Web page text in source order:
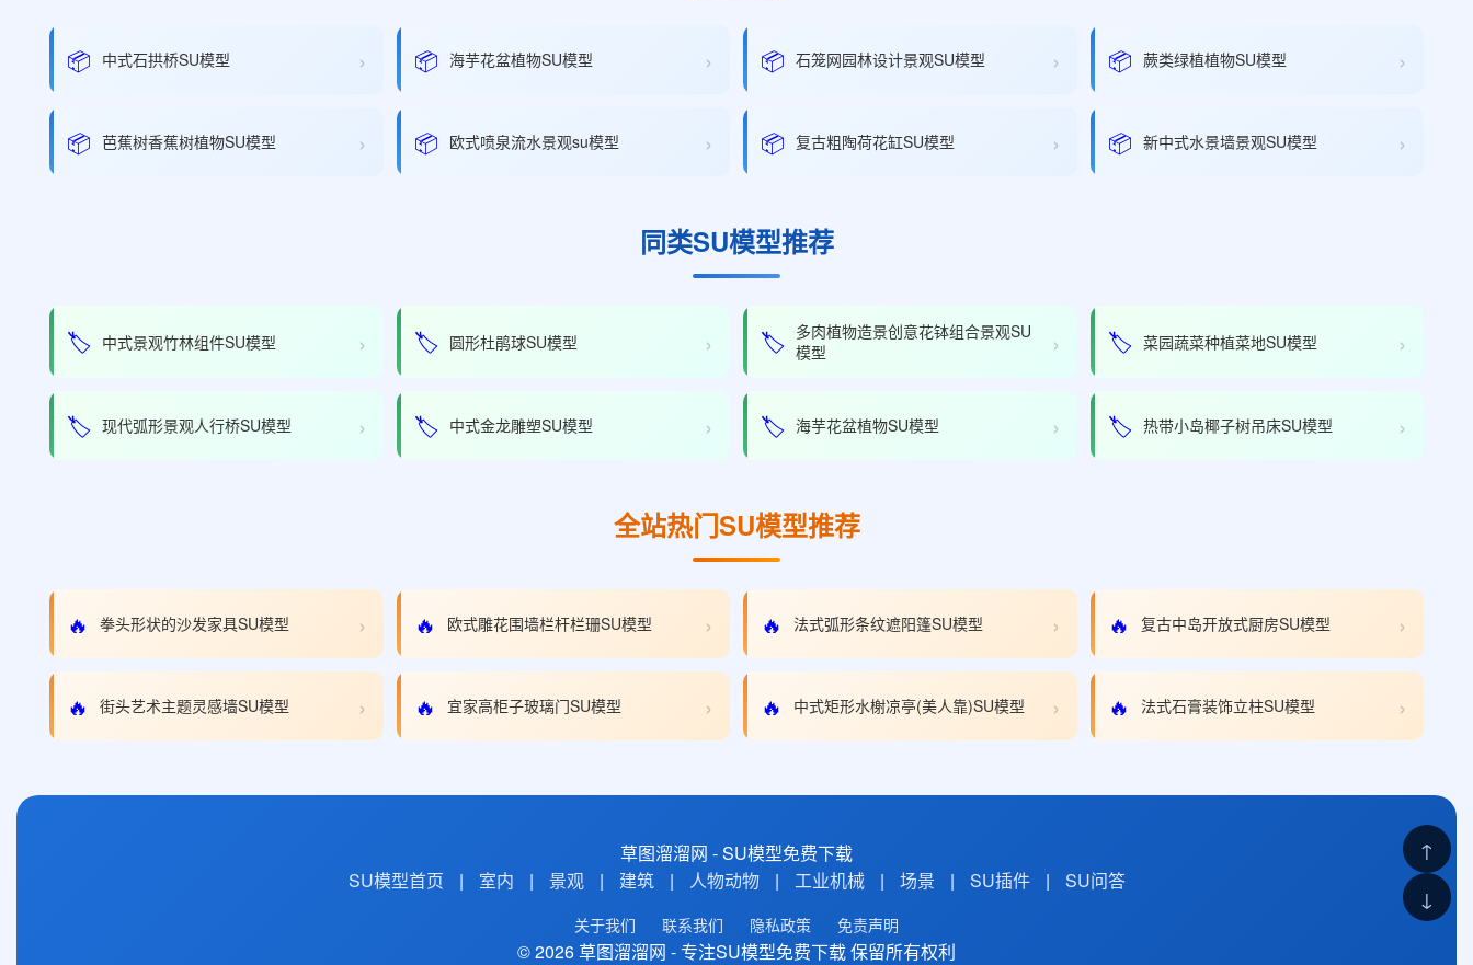
📦 中式石拱桥SU模型 › 📦 海芋花盆植物SU模型 › 📦 石笼网园林设计景观SU模型 › 📦 蕨类绿植植物SU模型 ›
📦 芭蕉树香蕉树植物SU模型 › 📦 欧式喷泉流水景观su模型 › 📦 复古粗陶荷花缸SU模型 › 📦 新中式水景墙景观SU模型 ›
同类SU模型推荐
🏷️ 中式景观竹林组件SU模型 › 🏷️ 圆形杜鹃球SU模型 › 🏷️ 多肉植物造景创意花钵组合景观SU
模型
› 🏷️ 菜园蔬菜种植菜地SU模型 ›
🏷️ 现代弧形景观人行桥SU模型 › 🏷️ 中式金龙雕塑SU模型 › 🏷️ 海芋花盆植物SU模型 › 🏷️ 热带小岛椰子树吊床SU模型 ›
全站热门SU模型推荐
🔥 拳头形状的沙发家具SU模型 › 🔥 欧式雕花围墙栏杆栏珊SU模型 › 🔥 法式弧形条纹遮阳篷SU模型 › 🔥 复古中岛开放式厨房SU模型 ›
🔥 街头艺术主题灵感墙SU模型 › 🔥 宜家高柜子玻璃门SU模型 › 🔥 中式矩形水榭凉亭(美人靠)SU模型 › 🔥 法式石膏装饰立柱SU模型 ›
草图溜溜网 - SU模型免费下载
SU模型首页
| 室内 | 景观 | 建筑 | 人物动物 | 工业机械 | 场景 | SU插件 | SU问答
关于我们 联系我们 隐私政策 免责声明
© 2026 草图溜溜网 - 专注SU模型免费下载 保留所有权利
↑
↓